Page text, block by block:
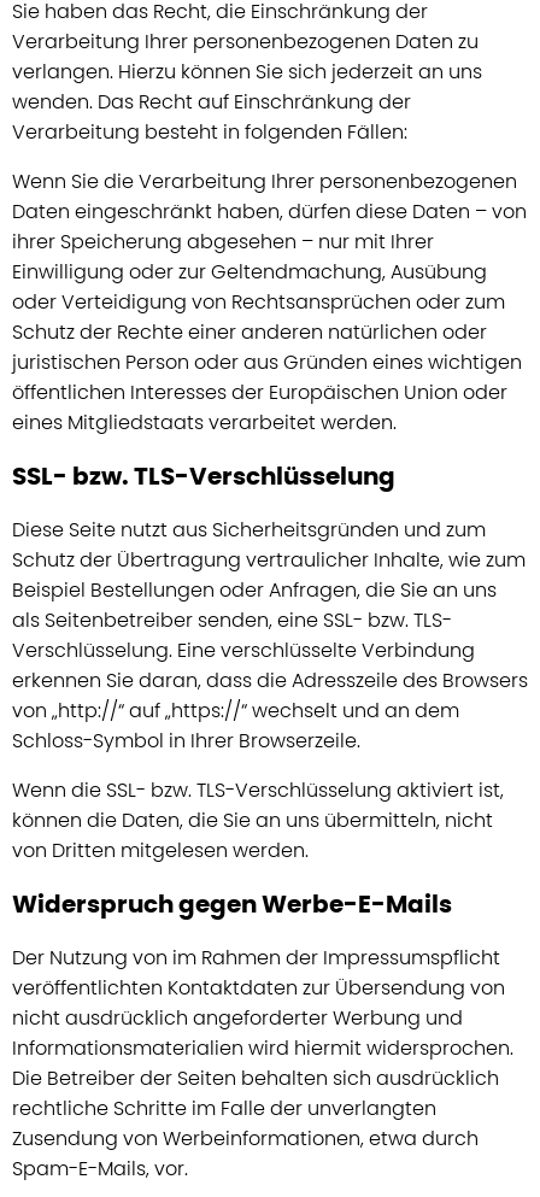
Sie haben das Recht, die Einschränkung der
Verarbeitung Ihrer personenbezogenen Daten zu
verlangen. Hierzu können Sie sich jederzeit an uns
wenden. Das Recht auf Einschränkung der
Verarbeitung besteht in folgenden Fällen:
Wenn Sie die Verarbeitung Ihrer personenbezogenen
Daten eingeschränkt haben, dürfen diese Daten – von
ihrer Speicherung abgesehen – nur mit Ihrer
Einwilligung oder zur Geltendmachung, Ausübung
oder Verteidigung von Rechtsansprüchen oder zum
Schutz der Rechte einer anderen natürlichen oder
juristischen Person oder aus Gründen eines wichtigen
öffentlichen Interesses der Europäischen Union oder
eines Mitgliedstaats verarbeitet werden.
SSL- bzw. TLS-Verschlüsselung
Diese Seite nutzt aus Sicherheitsgründen und zum
Schutz der Übertragung vertraulicher Inhalte, wie zum
Beispiel Bestellungen oder Anfragen, die Sie an uns
als Seitenbetreiber senden, eine SSL- bzw. TLS-
Verschlüsselung. Eine verschlüsselte Verbindung
erkennen Sie daran, dass die Adresszeile des Browsers
von „http://“ auf „https://“ wechselt und an dem
Schloss-Symbol in Ihrer Browserzeile.
Wenn die SSL- bzw. TLS-Verschlüsselung aktiviert ist,
können die Daten, die Sie an uns übermitteln, nicht
von Dritten mitgelesen werden.
Widerspruch gegen Werbe-E-Mails
Der Nutzung von im Rahmen der Impressumspflicht
veröffentlichten Kontaktdaten zur Übersendung von
nicht ausdrücklich angeforderter Werbung und
Informationsmaterialien wird hiermit widersprochen.
Die Betreiber der Seiten behalten sich ausdrücklich
rechtliche Schritte im Falle der unverlangten
Zusendung von Werbeinformationen, etwa durch
Spam-E-Mails, vor.